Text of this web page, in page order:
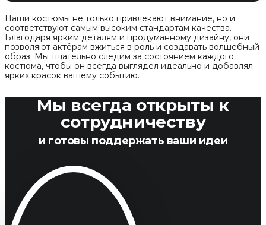
Наши костюмы не только привлекают внимание, но и
соответствуют самым высоким стандартам качества.
Благодаря ярким деталям и продуманному дизайну, они
позволяют актёрам вжиться в роль и создавать волшебный
образ. Мы тщательно следим за состоянием каждого
костюма, чтобы он всегда выглядел идеально и добавлял
ярких красок вашему событию.
Мы всегда открыты к
сотрудничеству
и готовы поддержать ваши идеи